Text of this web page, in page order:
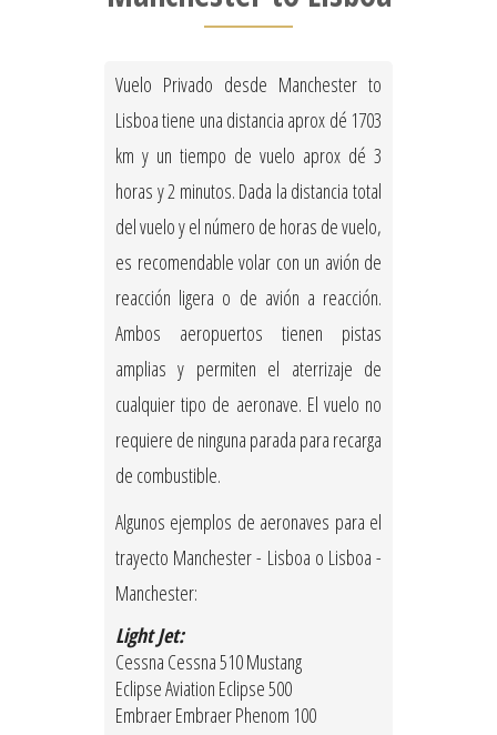
Vuelo Privado desde Manchester to
Lisboa tiene una distancia aprox dé 1703
km y un tiempo de vuelo aprox dé 3
horas y 2 minutos. Dada la distancia total
del vuelo y el número de horas de vuelo,
es recomendable volar con un avión de
reacción ligera o de avión a reacción.
Ambos aeropuertos tienen pistas
amplias y permiten el aterrizaje de
cualquier tipo de aeronave. El vuelo no
requiere de ninguna parada para recarga
de combustible.
Algunos ejemplos de aeronaves para el
trayecto Manchester - Lisboa o Lisboa -
Manchester:
Light Jet:
Cessna Cessna 510 Mustang
Eclipse Aviation Eclipse 500
Embraer Embraer Phenom 100